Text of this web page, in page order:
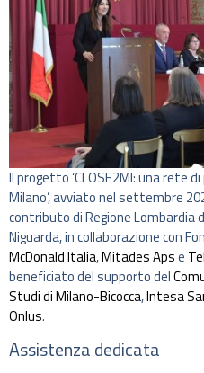
Il progetto ‘CLOSE2MI: una rete
Milano’, avviato nel settembre
contributo di Regione Lombardia
Niguarda, in collaborazione con
McDonald Italia,Mitades Apse
beneficiato del supporto del
Studi di Milano-Bicocca,Intesa
Onlus.
Assistenza dedicata